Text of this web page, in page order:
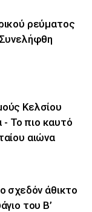
ρεύματος
Κελσίου
- Το πιο καυτό
αιώνα
σχεδόν άθικτο
του Β’